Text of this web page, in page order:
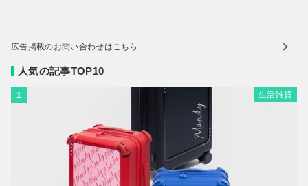
広告掲載のお問い合わせはこちら
人気の記事TOP10
1 生活雑貨